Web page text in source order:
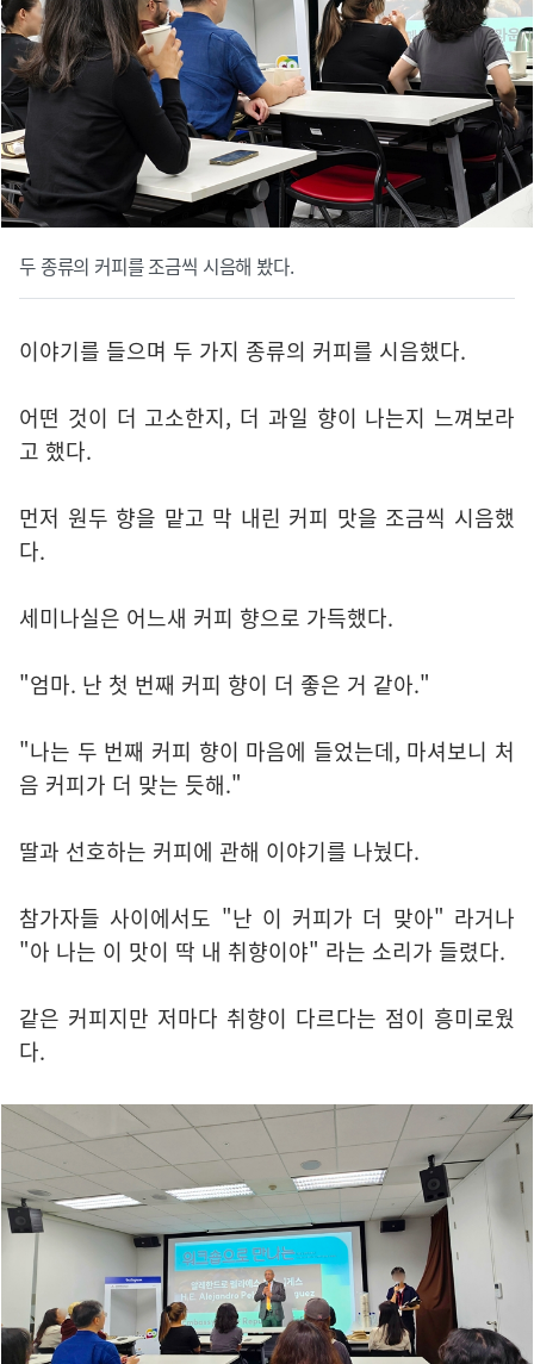
두 종류의 커피를 조금씩 시음해 봤다.
이야기를 들으며 두 가지 종류의 커피를 시음했다.
어떤 것이 더 고소한지, 더 과일 향이 나는지 느껴보라
고 했다.
먼저 원두 향을 맡고 막 내린 커피 맛을 조금씩 시음했
다.
세미나실은 어느새 커피 향으로 가득했다.
"엄마. 난 첫 번째 커피 향이 더 좋은 거 같아."
"나는 두 번째 커피 향이 마음에 들었는데, 마셔보니 처
음 커피가 더 맞는 듯해."
딸과 선호하는 커피에 관해 이야기를 나눴다.
참가자들 사이에서도 "난 이 커피가 더 맞아" 라거나
"아 나는 이 맛이 딱 내 취향이야" 라는 소리가 들렸다.
같은 커피지만 저마다 취향이 다르다는 점이 흥미로웠
다.